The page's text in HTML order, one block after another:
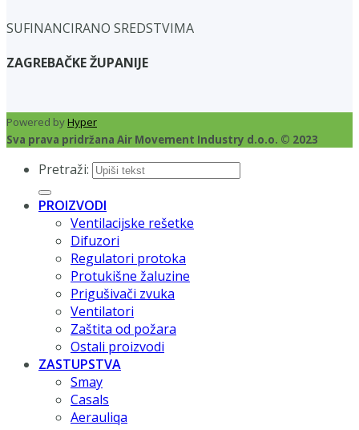
SUFINANCIRANO SREDSTVIMA
ZAGREBAČKE ŽUPANIJE
Powered byHyper
Sva prava pridržana Air Movement Industry d.o.o. © 2023
Pretraži:
PROIZVODI
Ventilacijske rešetke
Difuzori
Regulatori protoka
Protukišne žaluzine
Prigušivači zvuka
Ventilatori
Zaštita od požara
Ostali proizvodi
ZASTUPSTVA
Smay
Casals
Aerauliqa